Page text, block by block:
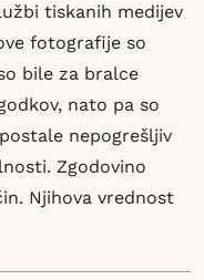
tiskanih medijev
fotografije so
bile za bralce
nato pa so
nepogrešljiv
Zgodovino
Njihova vrednost